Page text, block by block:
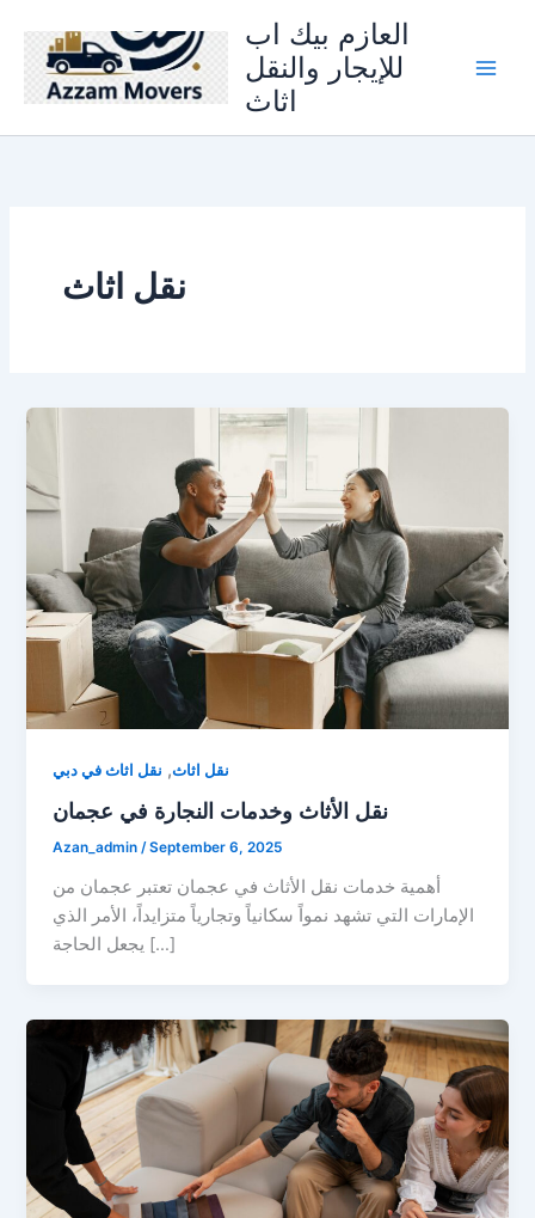
content
العازم بيك اب
للإيجار والنقل
اثاث
نقل اثاث
نقل اثاث, نقل اثاث في دبي
نقل الأثاث وخدمات النجارة في عجمان
Azan_admin/September 6, 2025
أهمية خدمات نقل الأثاث في عجمان تعتبر عجمان من
الإمارات التي تشهد نمواً سكانياً وتجارياً متزايداً، الأمر الذي
يجعل الحاجة […]